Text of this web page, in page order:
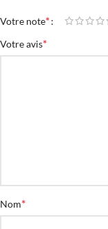
Votre note*
Votre avis*
Nom*